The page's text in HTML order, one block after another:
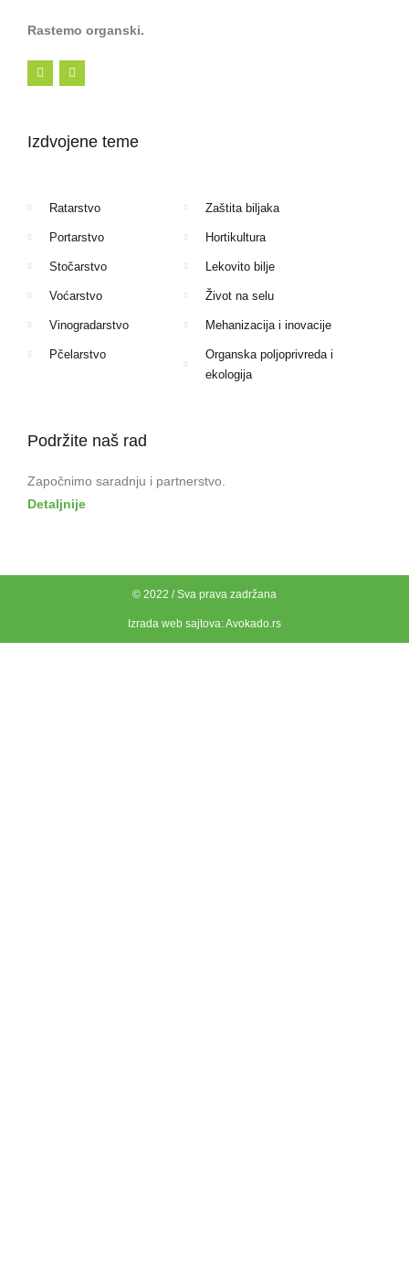
Rastemo organski.
F
a
c
o
I
n
s
r
Izdvojene teme
Ratarstvo
Portarstvo
Stočarstvo
Voćarstvo
Vinogradarstvo
Pčelarstvo
Zaštita biljaka
Hortikultura
Lekovito bilje
Život na selu
Mehanizacija i inovacije
Organska poljoprivreda i
ekologija
Podržite naš rad
Započnimo saradnju i partnerstvo.
Detaljnije
© 2022 / Sva prava zadržana
Izrada web sajtova:Avokado.rs